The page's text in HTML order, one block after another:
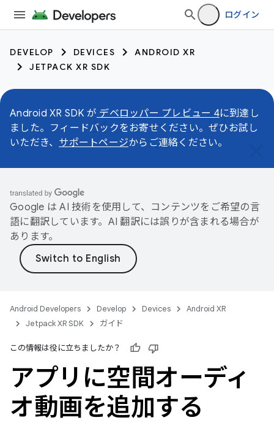
ログイン
DEVELOP DEVICES
ANDROID XR
JETPACK XR SDK
Android XR SDK が デベロッパー プレビュー 4に到達し
ました。フィードバックをお寄せください。ぜひお試し
いただき、 サポートページからご連絡ください。
Google は AI 技術を使用して、コンテンツをご希望の言
語に翻訳しています。AI 翻訳には誤りが含まれる場合が
あります。
Android Developers Develop Devices
Android XR
Jetpack XR SDK
ガイド
この情報は役に立ちましたか？
アプリに空間オーディ
オ動画を追加する